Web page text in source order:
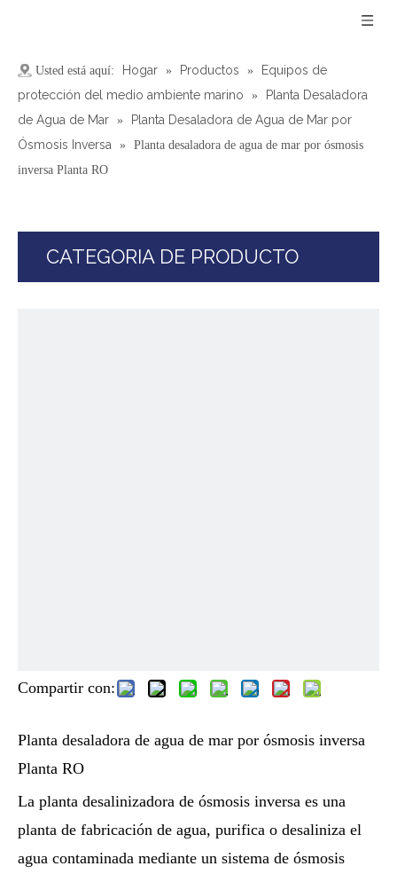
Usted está aquí: Hogar » Productos »
Equipos de
protección del medio ambiente marino
»
Planta Desaladora
de Agua de Mar »
Planta Desaladora de Agua de Mar por
Ósmosis Inversa
»
Planta desaladora de agua de mar por ósmosis
inversa Planta RO
CATEGORIA DE PRODUCTO
Compartir con:
Planta desaladora de agua de mar por ósmosis inversa
Planta RO
La planta desalinizadora de ósmosis inversa es una
planta de fabricación de agua, purifica o desaliniza el
agua contaminada mediante un sistema de ósmosis